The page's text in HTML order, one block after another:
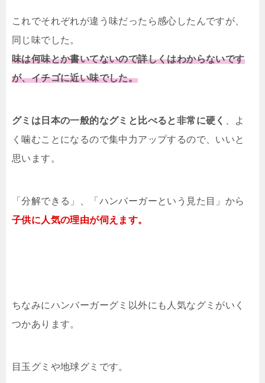
これでそれぞれが違う味だったら感心したんですが、
同じ味でした。
味は何味とか書いてないので詳しくはわからないです
が、イチゴに近い味でした。
グミは日本の一般的なグミと比べると非常に硬く
、よ
く噛むことになるので集中力アップするので、いいと
思います。
「分解できる」、「ハンバーガーという見た目」から
子供に人気の理由が伺えます。
ちなみにハンバーガーグミ以外にも人気なグミがいく
つかあります。
目玉グミや地球グミです。